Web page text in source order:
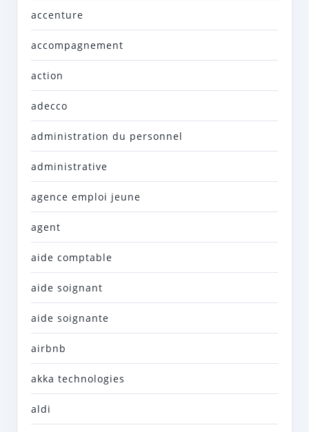
accenture
accompagnement
action
adecco
administration du personnel
administrative
agence emploi jeune
agent
aide comptable
aide soignant
aide soignante
airbnb
akka technologies
aldi